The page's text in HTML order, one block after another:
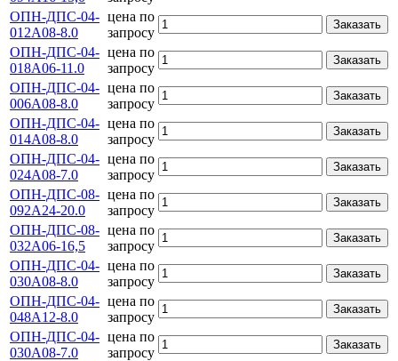
ОПН-ДПС-04-
012А08-8.0
цена по
запросу
Заказать
ОПН-ДПС-04-
018А06-11.0
цена по
запросу
Заказать
ОПН-ДПС-04-
006А08-8.0
цена по
запросу
Заказать
ОПН-ДПС-04-
014А08-8.0
цена по
запросу
Заказать
ОПН-ДПС-04-
024А08-7.0
цена по
запросу
Заказать
ОПН-ДПС-08-
092А24-20.0
цена по
запросу
Заказать
ОПН-ДПС-08-
032А06-16,5
цена по
запросу
Заказать
ОПН-ДПС-04-
030А08-8.0
цена по
запросу
Заказать
ОПН-ДПС-04-
048А12-8.0
цена по
запросу
Заказать
ОПН-ДПС-04-
030А08-7.0
цена по
запросу
Заказать